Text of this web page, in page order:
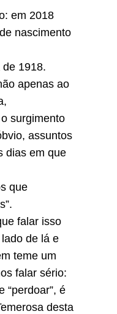
em 2018
nascimento
1918.
apenas ao
surgimento
assuntos
dias em que
que
falar isso
de lá e
teme um
falar sério:
“perdoar”, é
desta